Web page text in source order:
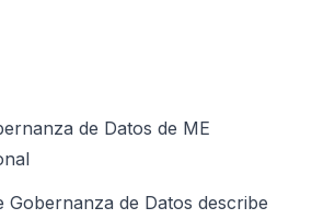
de Datos de ME
Gobernanza de Datos describe